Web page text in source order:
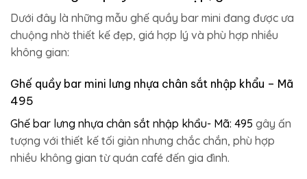
Dưới đây là những mẫu ghế quầy bar mini đang được ưa
chuộng nhờ thiết kế đẹp, giá hợp lý và phù hợp nhiều
không gian:
Ghế quầy bar mini lưng nhựa chân sắt nhập khẩu – Mã
495
Ghế bar lưng nhựa chân sắt nhập khẩu- Mã: 495 gây ấn
tượng với thiết kế tối giản nhưng chắc chắn, phù hợp
nhiều không gian từ quán café đến gia đình.